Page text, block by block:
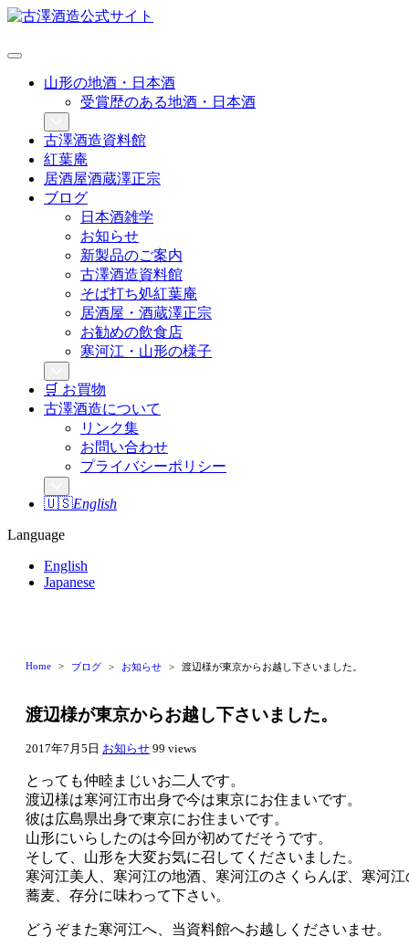
山形の地酒・日本酒
受賞歴のある地酒・日本酒
古澤酒造資料館
紅葉庵
居酒屋酒蔵澤正宗
ブログ
日本酒雑学
お知らせ
新製品のご案内
古澤酒造資料館
そば打ち処紅葉庵
居酒屋・酒蔵澤正宗
お勧めの飲食店
寒河江・山形の様子
🛒 お買物
古澤酒造について
リンク集
お問い合わせ
プライバシーポリシー
🇺🇸English
Language
English
Japanese
Home ブログ お知らせ 渡辺様が東京からお越し下さいました。
渡辺様が東京からお越し下さいました。
2017年7月5日 お知らせ 99 views
とっても仲睦まじいお二人です。
渡辺様は寒河江市出身で今は東京にお住まいです。
彼は広島県出身で東京にお住まいです。
山形にいらしたのは今回が初めてだそうです。
そして、山形を大変お気に召してくださいました。
寒河江美人、寒河江の地酒、寒河江のさくらんぼ、寒河江
蕎麦、存分に味わって下さい。
どうぞまた寒河江へ、当資料館へお越しくださいませ。